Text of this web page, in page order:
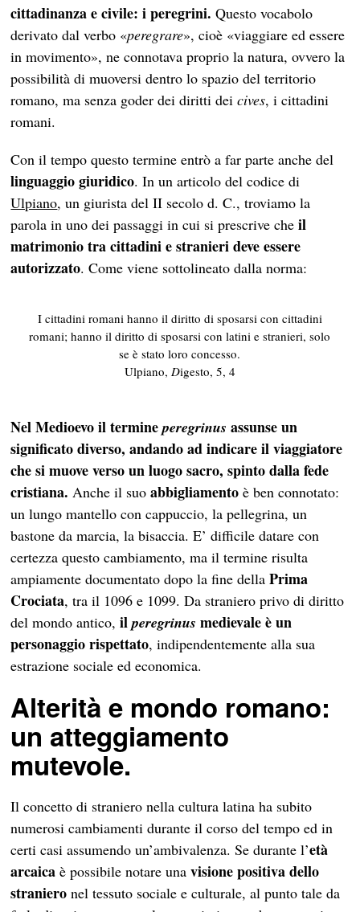
cittadinanza e civile: i peregrini. Questo vocabolo
derivato dal verbo «peregrare», cioè «viaggiare ed essere
in movimento», ne connotava proprio la natura, ovvero la
possibilità di muoversi dentro lo spazio del territorio
romano, ma senza goder dei diritti deicives, i cittadini
romani.
Con il tempo questo termine entrò a far parte anche del
linguaggio giuridico. In un articolo del codice di
Ulpiano, un giurista del II secolo d. C., troviamo la
parola in uno dei passaggi in cui si prescrive che il
matrimonio tra cittadini e stranieri deve essere
autorizzato. Come viene sottolineato dalla norma:
I cittadini romani hanno il diritto di sposarsi con cittadini
romani; hanno il diritto di sposarsi con latini e stranieri, solo
se è stato loro concesso.
Ulpiano, Digesto, 5, 4
Nel Medioevo il termineperegrinus assunse un
significato diverso, andando ad indicare il viaggiatore
che si muove verso un luogo sacro, spinto dalla fede
cristiana. Anche il suoabbigliamento è ben connotato:
un lungo mantello con cappuccio, la pellegrina, un
bastone da marcia, la bisaccia. E’ difficile datare con
certezza questo cambiamento, ma il termine risulta
ampiamente documentato dopo la fine della Prima
Crociata, tra il 1096 e 1099. Da straniero privo di diritto
del mondo antico, ilperegrinus medievale è un
personaggio rispettato, indipendentemente alla sua
estrazione sociale ed economica.
Alterità e mondo romano:
un atteggiamento
mutevole.
Il concetto di straniero nella cultura latina ha subito
numerosi cambiamenti durante il corso del tempo ed in
certi casi assumendo un’ambivalenza. Se durante l’età
arcaica è possibile notare una visione positiva dello
straniero nel tessuto sociale e culturale, al punto tale da